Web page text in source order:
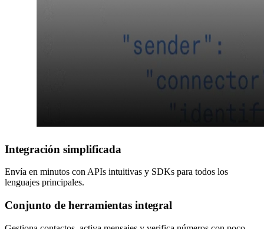
Integración simplificada
Envía en minutos con APIs intuitivas y SDKs para todos los
lenguajes principales.
Conjunto de herramientas integral